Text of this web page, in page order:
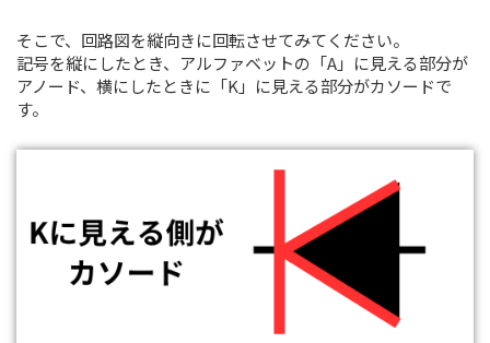
そこで、回路図を縦向きに回転させてみてください。
記号を縦にしたとき、アルファベットの「A」に見える部分が
アノード、横にしたときに「K」に見える部分がカソードで
す。